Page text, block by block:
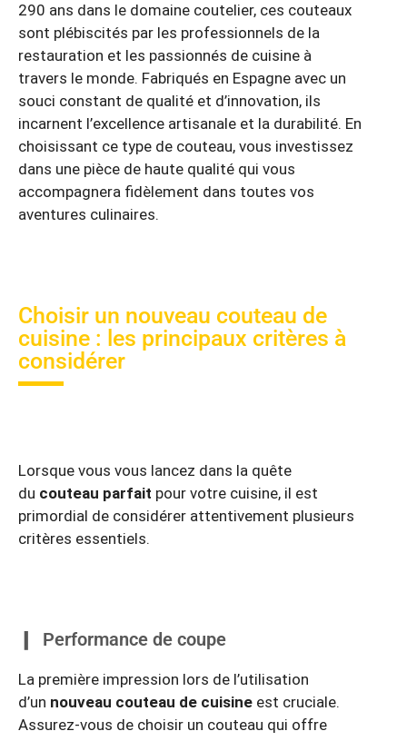
290 ans dans le domaine coutelier, ces couteaux
sont plébiscités par les professionnels de la
restauration et les passionnés de cuisine à
travers le monde. Fabriqués en Espagne avec un
souci constant de qualité et d’innovation, ils
incarnent l’excellence artisanale et la durabilité. En
choisissant ce type de couteau, vous investissez
dans une pièce de haute qualité qui vous
accompagnera fidèlement dans toutes vos
aventures culinaires.
Choisir un nouveau couteau de
cuisine : les principaux critères à
considérer
Lorsque vous vous lancez dans la quête
du couteau parfait pour votre cuisine, il est
primordial de considérer attentivement plusieurs
critères essentiels.
Performance de coupe
La première impression lors de l’utilisation
d’un nouveau couteau de cuisine est cruciale.
Assurez-vous de choisir un couteau qui offre